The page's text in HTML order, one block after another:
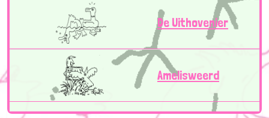
De Uithovenier
Amelisweerd